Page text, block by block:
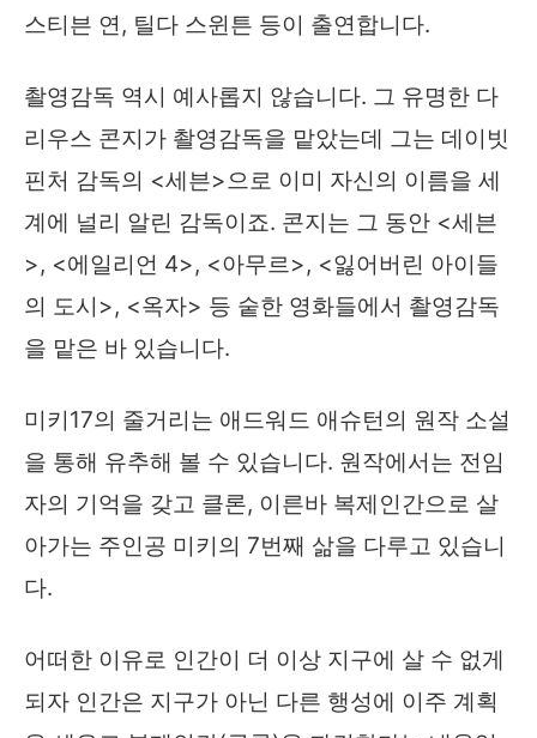
스티븐 연, 틸다 스윈튼 등이 출연합니다.
촬영감독 역시 예사롭지 않습니다. 그 유명한 다
리우스 콘지가 촬영감독을 맡았는데 그는 데이빗
핀처 감독의 <세븐>으로 이미 자신의 이름을 세
계에 널리 알린 감독이죠. 콘지는 그 동안 <세븐
>, <에일리언 4>, <아무르>, <잃어버린 아이들
의 도시>, <옥자> 등 숱한 영화들에서 촬영감독
을 맡은 바 있습니다.
미키17의 줄거리는 애드워드 애슈턴의 원작 소설
을 통해 유추해 볼 수 있습니다. 원작에서는 전임
자의 기억을 갖고 클론, 이른바 복제인간으로 살
아가는 주인공 미키의 7번째 삶을 다루고 있습니
다.
어떠한 이유로 인간이 더 이상 지구에 살 수 없게
되자 인간은 지구가 아닌 다른 행성에 이주 계획